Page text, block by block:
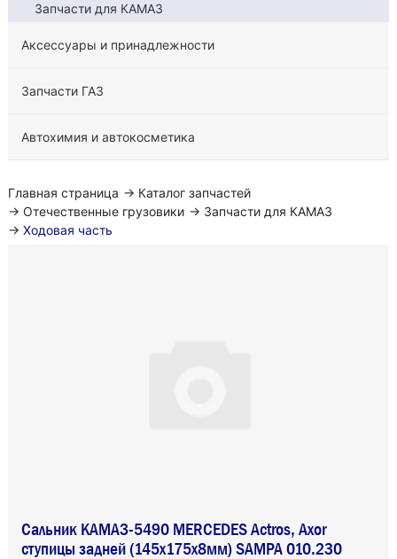
Запчасти для КАМАЗ
Аксессуары и принадлежности
Запчасти ГАЗ
Автохимия и автокосметика
Главная страница → Каталог запчастей
→ Отечественные грузовики → Запчасти для КАМАЗ
→ Ходовая часть
Сальник КАМАЗ-5490 MERCEDES Actros, Axor
ступицы задней (145x175x8мм) SAMPA 010.230